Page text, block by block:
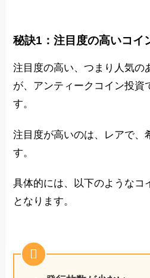
秘訣1：注目度の高いコイ
注目度の高い、つまり人気の
が、アンティークコイン投資
す。
注目度が高いのは、レアで、
す。
具体的には、以下のようなコ
となります。